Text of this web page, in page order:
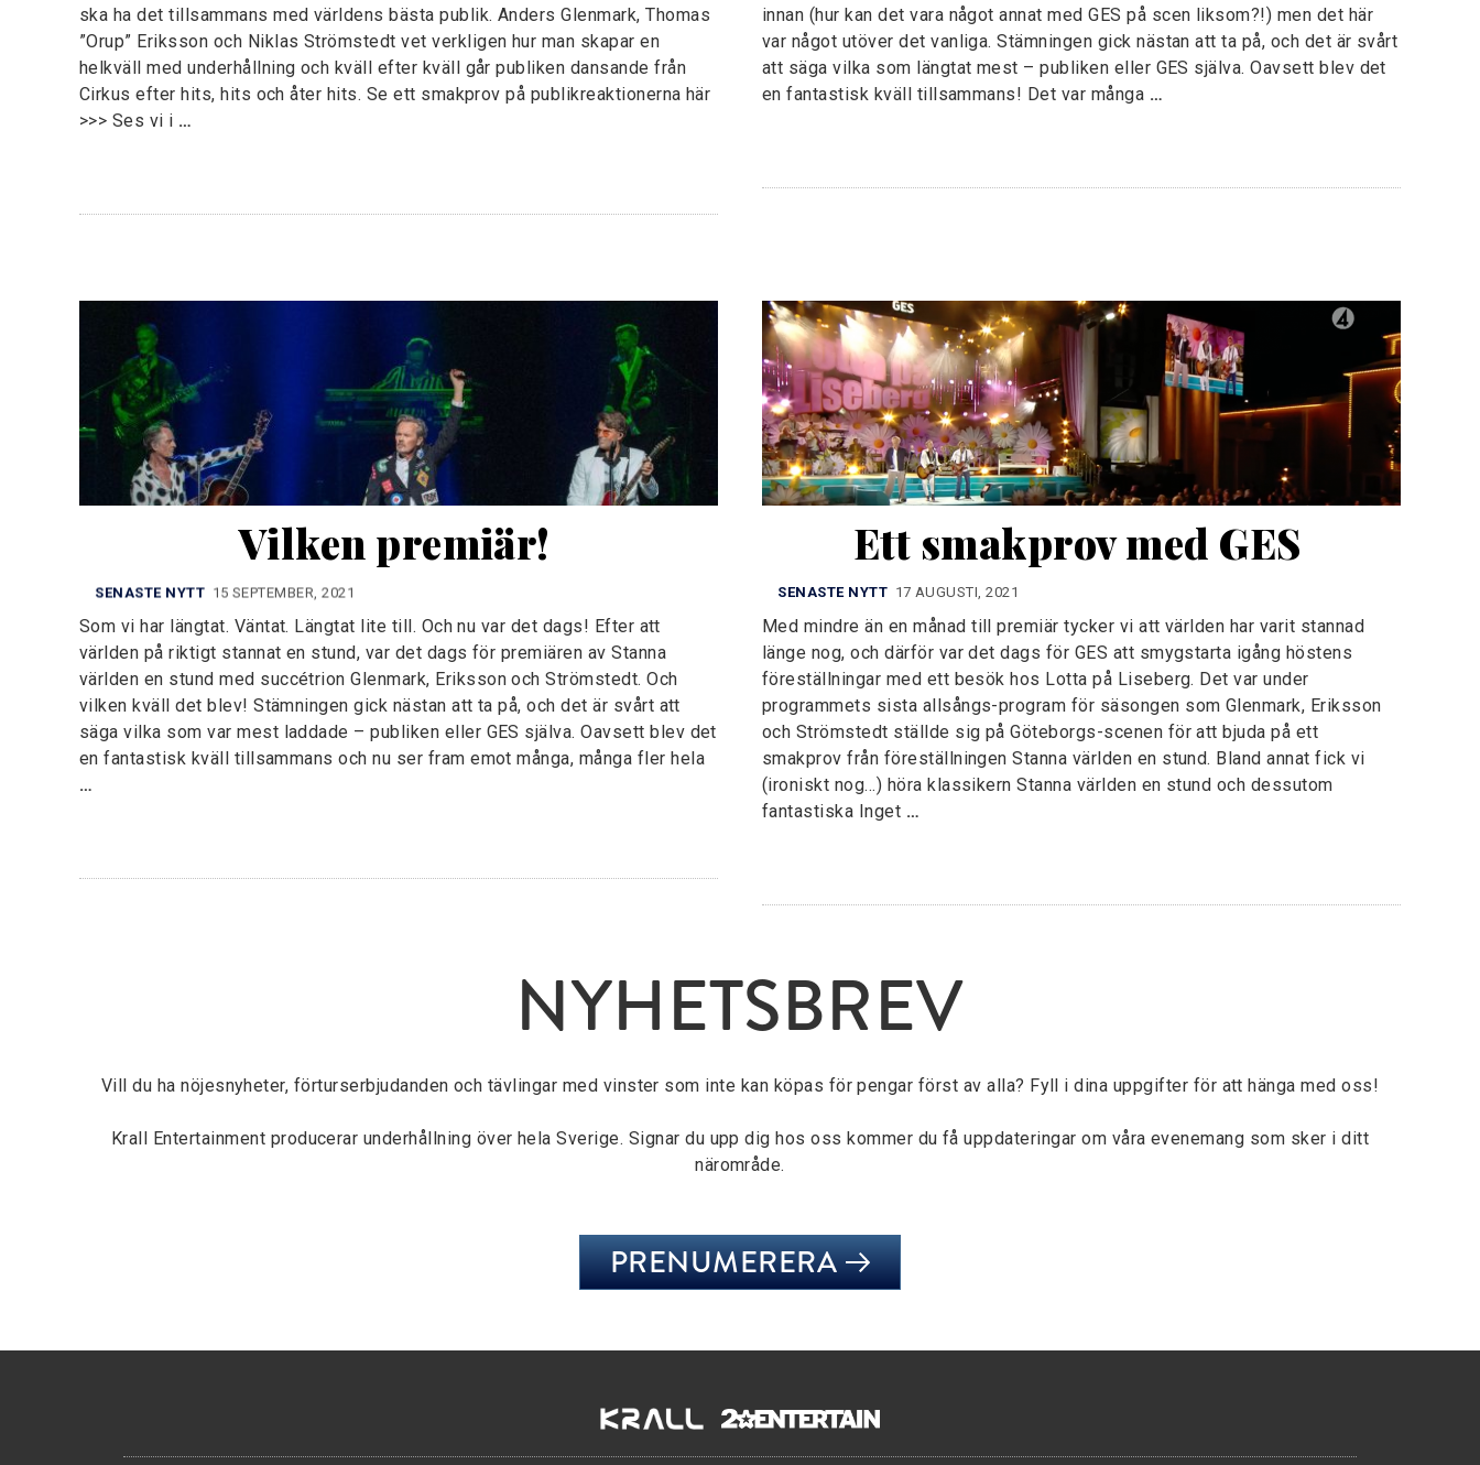
ska ha det tillsammans med världens bästa publik. Anders Glenmark, Thomas
”Orup” Eriksson och Niklas Strömstedt vet verkligen hur man skapar en
helkväll med underhållning och kväll efter kväll går publiken dansande från
Cirkus efter hits, hits och åter hits. Se ett smakprov på publikreaktionerna här
>>> Ses vi i …
innan (hur kan det vara något annat med GES på scen liksom?!) men det här
var något utöver det vanliga. Stämningen gick nästan att ta på, och det är svårt
att säga vilka som längtat mest – publiken eller GES själva. Oavsett blev det
en fantastisk kväll tillsammans! Det var många …
Vilken premiär!
SENASTE NYTT 15 SEPTEMBER, 2021
Som vi har längtat. Väntat. Längtat lite till. Och nu var det dags! Efter att
världen på riktigt stannat en stund, var det dags för premiären av Stanna
världen en stund med succétrion Glenmark, Eriksson och Strömstedt. Och
vilken kväll det blev! Stämningen gick nästan att ta på, och det är svårt att
säga vilka som var mest laddade – publiken eller GES själva. Oavsett blev det
en fantastisk kväll tillsammans och nu ser fram emot många, många fler hela
…
Ett smakprov med GES
SENASTE NYTT 17 AUGUSTI, 2021
Med mindre än en månad till premiär tycker vi att världen har varit stannad
länge nog, och därför var det dags för GES att smygstarta igång höstens
föreställningar med ett besök hos Lotta på Liseberg. Det var under
programmets sista allsångs-program för säsongen som Glenmark, Eriksson
och Strömstedt ställde sig på Göteborgs-scenen för att bjuda på ett
smakprov från föreställningen Stanna världen en stund. Bland annat fick vi
(ironiskt nog…) höra klassikern Stanna världen en stund och dessutom
fantastiska Inget …
NYHETSBREV
Vill du ha nöjesnyheter, förturserbjudanden och tävlingar med vinster som inte kan köpas för pengar först av alla? Fyll i dina uppgifter för att hänga med oss!
Krall Entertainment producerar underhållning över hela Sverige. Signar du upp dig hos oss kommer du få uppdateringar om våra evenemang som sker i ditt
närområde.
PRENUMERERA